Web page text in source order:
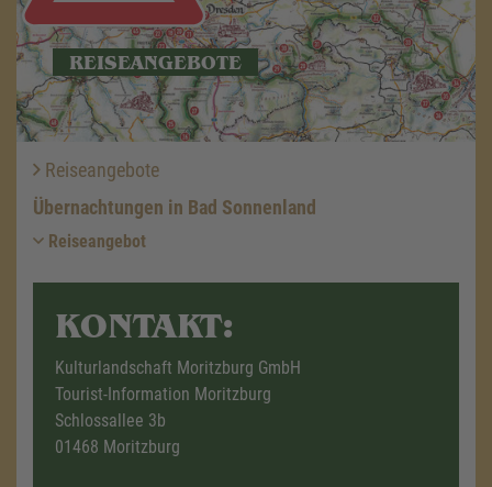
REISEANGEBOTE
Reiseangebote
Übernachtungen in Bad Sonnenland
Reiseangebot
KONTAKT:
Kulturlandschaft Moritzburg GmbH
Tourist-Information Moritzburg
Schlossallee 3b
01468 Moritzburg